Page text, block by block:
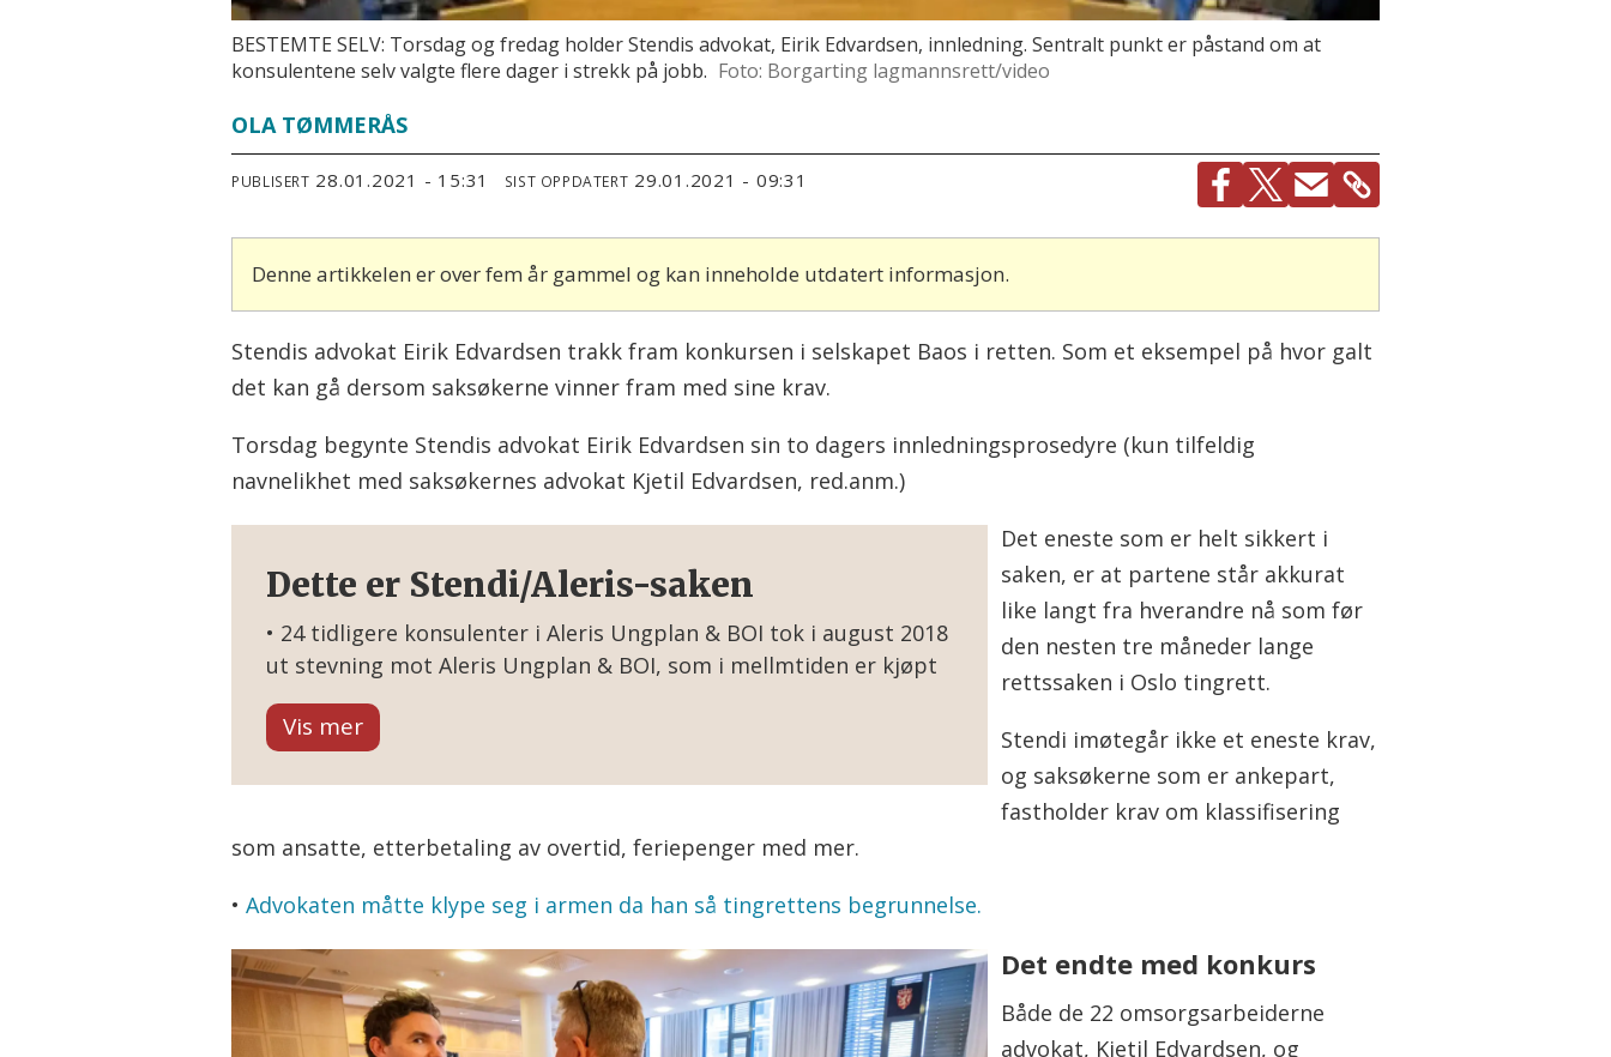
BESTEMTE SELV: Torsdag og fredag holder Stendis advokat, Eirik Edvardsen, innledning. Sentralt punkt er påstand om at
konsulentene selv valgte flere dager i strekk på jobb. Foto: Borgarting lagmannsrett/video
OLA TØMMERÅS
PUBLISERT 28.01.2021 - 15:31 SIST OPPDATERT 29.01.2021 - 09:31
Denne artikkelen er over fem år gammel og kan inneholde utdatert informasjon.
Stendis advokat Eirik Edvardsen trakk fram konkursen i selskapet Baos i retten. Som et eksempel på hvor galt
det kan gå dersom saksøkerne vinner fram med sine krav.
Torsdag begynte Stendis advokat Eirik Edvardsen sin to dagers innledningsprosedyre (kun tilfeldig
navnelikhet med saksøkernes advokat Kjetil Edvardsen, red.anm.)
Dette er Stendi/Aleris-saken
• 24 tidligere konsulenter i Aleris Ungplan & BOI tok i august 2018
ut stevning mot Aleris Ungplan & BOI, som i mellmtiden er kjøpt
opp av svenske Ambea og omdøpt til Stendi.
• De 24 krevde å bli klassifisert som ansatte. De krever
etterbetaling for overtid, feriepenger og innmelding i
fikk delvis medhold i tingretten. Stendi fikk fullt medhold i 11 av
Borgarting lagmannsrett. Det er satt av åtte uker til saken.
Dette er Stendi/Aleris-saken
Det eneste som er helt sikkert i
saken, er at partene står akkurat
like langt fra hverandre nå som før
den nesten tre måneder lange
rettssaken i Oslo tingrett.
Stendi imøtegår ikke et eneste krav,
og saksøkerne som er ankepart,
fastholder krav om klassifisering
som ansatte, etterbetaling av overtid, feriepenger med mer.
•Advokaten måtte klype seg i armen da han så tingrettens begrunnelse.
Det endte med konkurs
Både de 22 omsorgsarbeiderne
advokat, Kjetil Edvardsen, og